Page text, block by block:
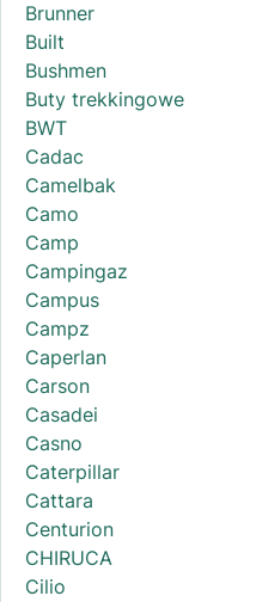
Brunner
Built
Bushmen
Buty trekkingowe
BWT
Cadac
Camelbak
Camo
Camp
Campingaz
Campus
Campz
Caperlan
Carson
Casadei
Casno
Caterpillar
Cattara
Centurion
CHIRUCA
Cilio